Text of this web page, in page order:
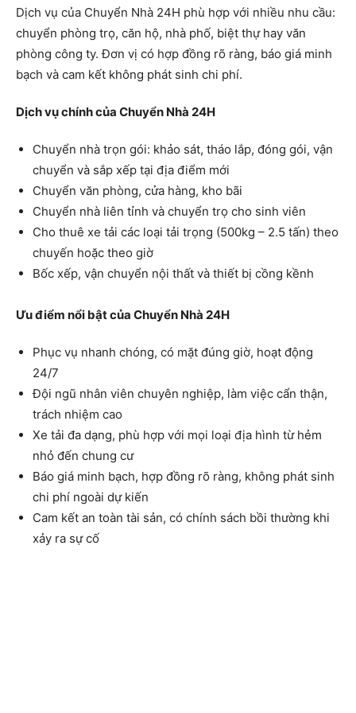
Dịch vụ của Chuyển Nhà 24H phù hợp với nhiều nhu cầu:
chuyển phòng trọ, căn hộ, nhà phố, biệt thự hay văn
phòng công ty. Đơn vị có hợp đồng rõ ràng, báo giá minh
bạch và cam kết không phát sinh chi phí.
Dịch vụ chính của Chuyển Nhà 24H
Chuyển nhà trọn gói: khảo sát, tháo lắp, đóng gói, vận
chuyển và sắp xếp tại địa điểm mới
Chuyển văn phòng, cửa hàng, kho bãi
Chuyển nhà liên tỉnh và chuyển trọ cho sinh viên
Cho thuê xe tải các loại tải trọng (500kg – 2.5 tấn) theo
chuyến hoặc theo giờ
Bốc xếp, vận chuyển nội thất và thiết bị cồng kềnh
Ưu điểm nổi bật của Chuyển Nhà 24H
Phục vụ nhanh chóng, có mặt đúng giờ, hoạt động
24/7
Đội ngũ nhân viên chuyên nghiệp, làm việc cẩn thận,
trách nhiệm cao
Xe tải đa dạng, phù hợp với mọi loại địa hình từ hẻm
nhỏ đến chung cư
Báo giá minh bạch, hợp đồng rõ ràng, không phát sinh
chi phí ngoài dự kiến
Cam kết an toàn tài sản, có chính sách bồi thường khi
xảy ra sự cố